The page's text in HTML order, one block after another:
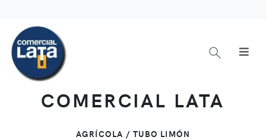
COMERCIAL LATA
AGRÍCOLA / TUBO LIMÓN